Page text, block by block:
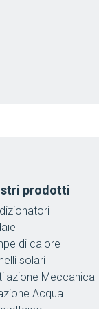
prodotti
di calore
solari
Meccanica
Acqua